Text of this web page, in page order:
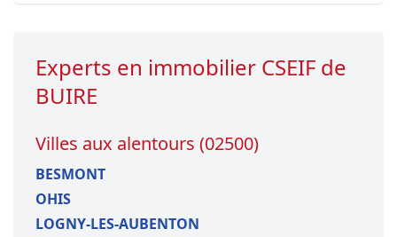
Experts en immobilier CSEIF de
BUIRE
Villes aux alentours (02500)
BESMONT
OHIS
LOGNY-LES-AUBENTON